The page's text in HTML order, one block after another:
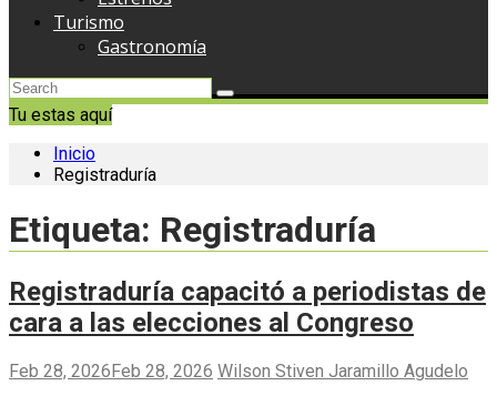
Turismo
Gastronomía
Tu estas aquí
Inicio
Registraduría
Etiqueta: Registraduría
Registraduría capacitó a periodistas de
cara a las elecciones al Congreso
Feb 28, 2026Feb 28, 2026 Wilson Stiven Jaramillo Agudelo